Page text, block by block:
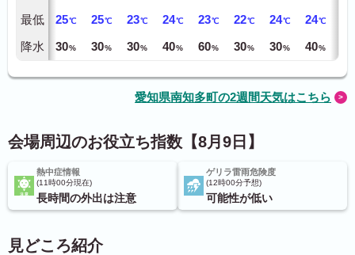
最低
降水
25℃
30%
25℃
30%
23℃
30%
24℃
40%
23℃
60%
22℃
30%
24℃
30%
24℃
40%
愛知県南知多町の2週間天気はこちら
会場周辺のお役立ち指数【8月9日】
熱中症情報
11時00分現在
長時間の外出は注意
ゲリラ雷雨危険度
12時00分予想
可能性が低い
見どころ紹介